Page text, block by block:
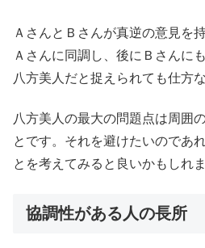
ＡさんとＢさんが真逆の意見を
Ａさんに同調し、後にＢさんに
八方美人だと捉えられても仕方
八方美人の最大の問題点は周囲
とです。それを避けたいのであ
とを考えてみると良いかもしれま
協調性がある人の長所